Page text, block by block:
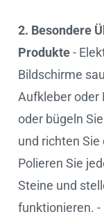
2. Besondere
Produkte-
Bildschirme
Aufkleber oder
oder bügeln
und richten Sie
Polieren Sie
Steine und
funktionieren. -